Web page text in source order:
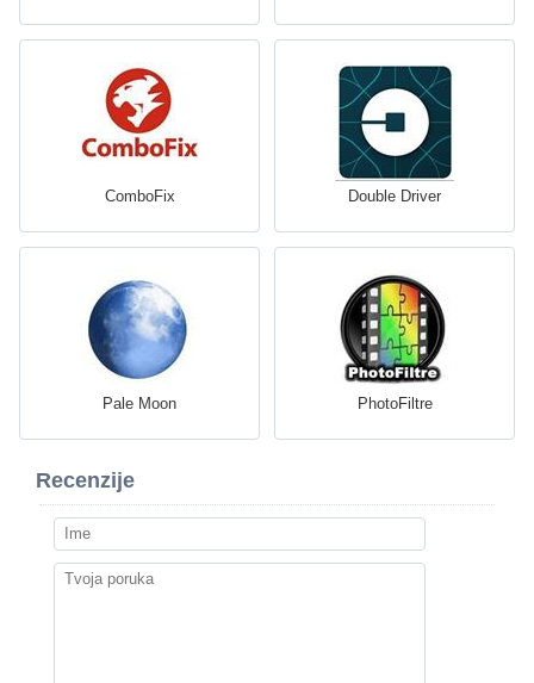
ComboFix Double Driver
Pale Moon PhotoFiltre
Recenzije